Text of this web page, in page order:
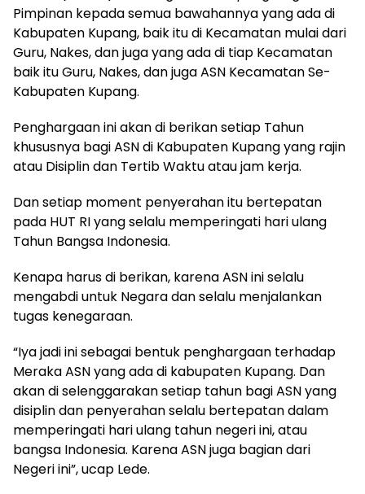
Pimpinan kepada semua bawahannya yang ada di
Kabupaten Kupang, baik itu di Kecamatan mulai dari
Guru, Nakes, dan juga yang ada di tiap Kecamatan
baik itu Guru, Nakes, dan juga ASN Kecamatan Se-
Kabupaten Kupang.
Penghargaan ini akan di berikan setiap Tahun
khususnya bagi ASN di Kabupaten Kupang yang rajin
atau Disiplin dan Tertib Waktu atau jam kerja.
Dan setiap moment penyerahan itu bertepatan
pada HUT RI yang selalu memperingati hari ulang
Tahun Bangsa Indonesia.
Kenapa harus di berikan, karena ASN ini selalu
mengabdi untuk Negara dan selalu menjalankan
tugas kenegaraan.
“Iya jadi ini sebagai bentuk penghargaan terhadap
Meraka ASN yang ada di kabupaten Kupang. Dan
akan di selenggarakan setiap tahun bagi ASN yang
disiplin dan penyerahan selalu bertepatan dalam
memperingati hari ulang tahun negeri ini, atau
bangsa Indonesia. Karena ASN juga bagian dari
Negeri ini”, ucap Lede.